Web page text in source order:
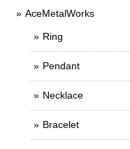
AceMetalWorks
Ring
Pendant
Necklace
Bracelet